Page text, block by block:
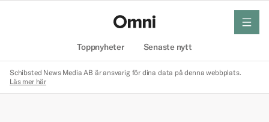
Toppnyheter Senaste nytt
meny
Schibsted News Media AB är ansvarig för dina data på denna webbplats.
Läs mer här